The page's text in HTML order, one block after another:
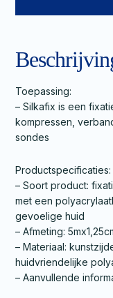
Toepassing:
– Silkafix is een
kompressen,
sondes
Productspecificaties:
– Soort product:
met een
gevoelige huid
– Afmeting:
– Materiaal:
huidvriendelijke
– Aanvullende